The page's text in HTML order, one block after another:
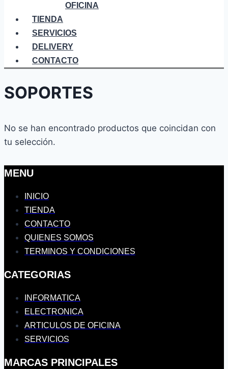
OFICINA
TIENDA
SERVICIOS
DELIVERY
CONTACTO
SOPORTES
No se han encontrado productos que coincidan con
tu selección.
MENU
INICIO
TIENDA
CONTACTO
QUIENES SOMOS
TERMINOS Y CONDICIONES
CATEGORIAS
INFORMATICA
ELECTRONICA
ARTICULOS DE OFICINA
SERVICIOS
MARCAS PRINCIPALES